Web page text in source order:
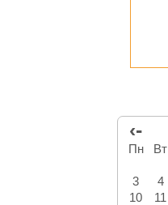
‹-
Пн Вт
3
4
10
11